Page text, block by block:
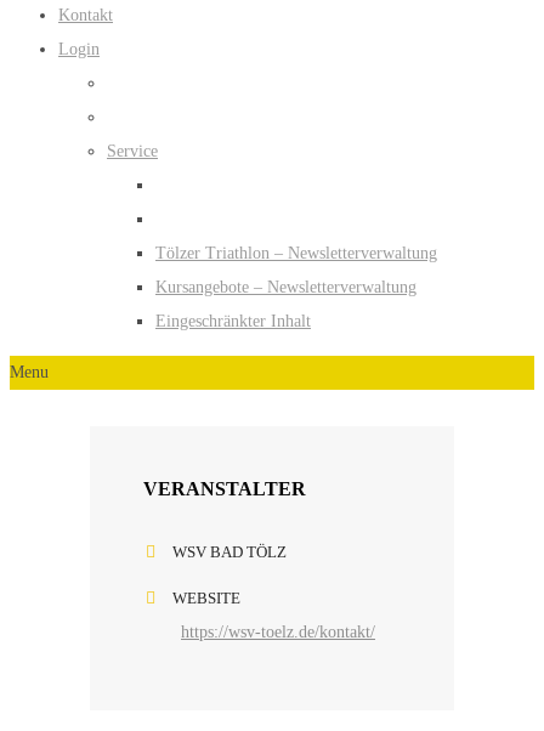
Kontakt
Login
Service
Tölzer Triathlon – Newsletterverwaltung
Kursangebote – Newsletterverwaltung
Eingeschränkter Inhalt
Menu
VERANSTALTER
WSV BAD TÖLZ
WEBSITE
https://wsv-toelz.de/kontakt/